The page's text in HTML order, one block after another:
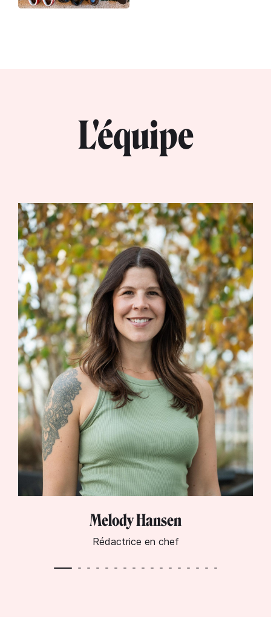
L'équipe
Melody Hansen
Rédactrice en chef